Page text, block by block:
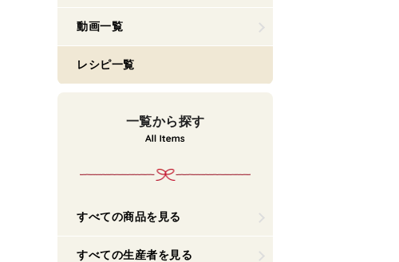
動画一覧
レシピ一覧
一覧から探す
すべての商品を見る
すべての生産者を見る